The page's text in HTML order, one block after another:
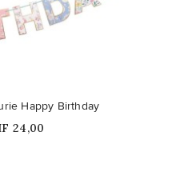
Happy Birthday
24,00